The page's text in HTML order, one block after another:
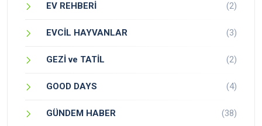
EV REHBERİ (2)
EVCİL HAYVANLAR (3)
GEZİ ve TATİL (2)
GOOD DAYS (4)
GÜNDEM HABER (38)